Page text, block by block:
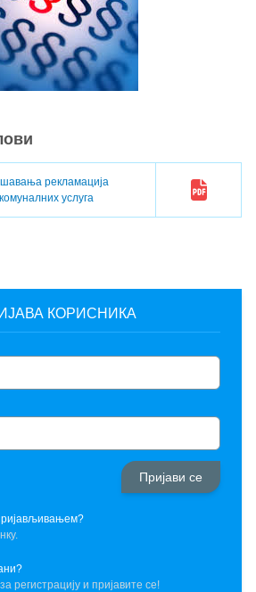
рекламација
услуга
КОРИСНИКА
регистрацију и пријавите се!